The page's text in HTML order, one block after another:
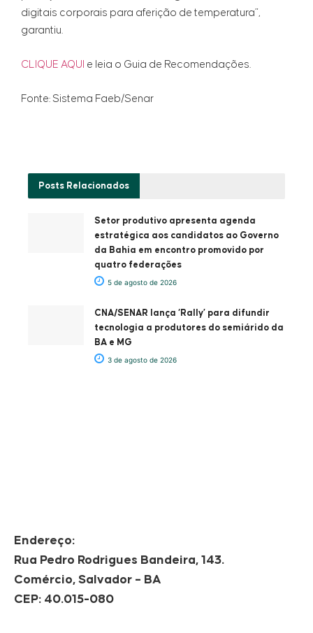
digitais corporais para aferição de temperatura”,
garantiu.
CLIQUE AQUI e leia o Guia de Recomendações.
Fonte: Sistema Faeb/Senar
Posts Relacionados
Setor produtivo apresenta agenda
estratégica aos candidatos ao Governo
da Bahia em encontro promovido por
quatro federações
5 de agosto de 2026
CNA/SENAR lança ‘Rally’ para difundir
tecnologia a produtores do semiárido da
BA e MG
3 de agosto de 2026
Endereço:
Rua Pedro Rodrigues Bandeira, 143.
Comércio, Salvador – BA
CEP: 40.015-080